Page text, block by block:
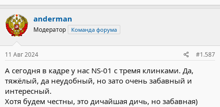
anderman
Модератор Команда форума
11 Авг 2024 #1.587
А сегодня в кадре у нас NS-01 с тремя клинками. Да,
тяжёлый, да неудобный, но зато очень забавный и
интересный.
Хотя будем честны, это дичайшая дичь, но забавная)